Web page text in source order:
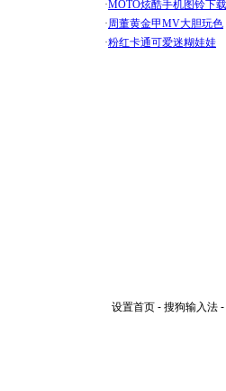
设置首页 - 搜狗输入法 -